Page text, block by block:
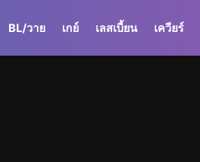
BL/วาย เกย์ เลสเบี้ยน เควียร์